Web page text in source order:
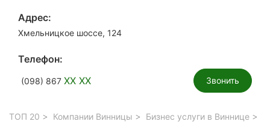
Адрес:
Хмельницкое шоссе, 124
Телефон:
(098) 867 XX XX Звонить
ТОП 20 Компании Винницы Бизнес услуги в Виннице